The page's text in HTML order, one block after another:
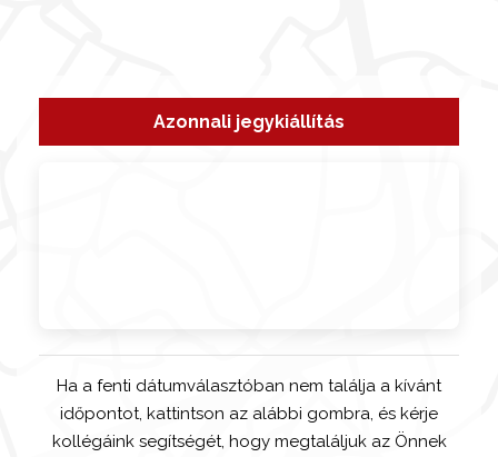
Azonnali jegykiállítás
Ha a fenti dátumválasztóban nem találja a kívánt
időpontot, kattintson az alábbi gombra, és kérje
kollégáink segítségét, hogy megtaláljuk az Önnek